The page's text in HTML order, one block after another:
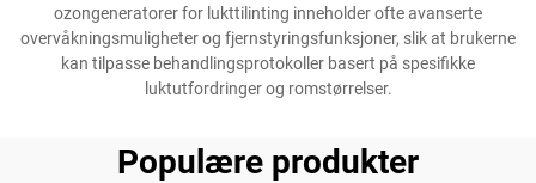
ozongeneratorer for lukttilinting inneholder ofte avanserte
overvåkningsmuligheter og fjernstyringsfunksjoner, slik at brukerne
kan tilpasse behandlingsprotokoller basert på spesifikke
luktutfordringer og romstørrelser.
Populære produkter